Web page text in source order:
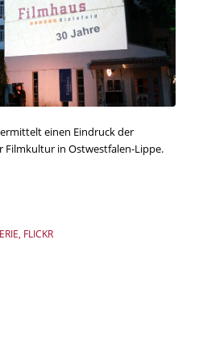
einen Eindruck der
Filmkultur in Ostwestfalen-Lippe.
FLICKR